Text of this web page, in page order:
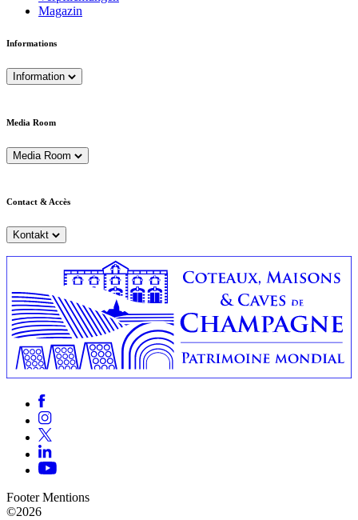
Magazin
Informations
Information
Media Room
Media Room
Contact & Accès
Kontakt
Footer Mentions
©2026